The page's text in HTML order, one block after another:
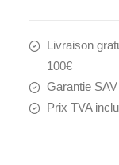
Livraison
100€
Garantie
Prix TVA